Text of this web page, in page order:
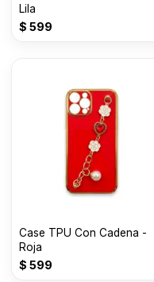
Lila
$ 599
Case TPU Con Cadena -
Roja
$ 599